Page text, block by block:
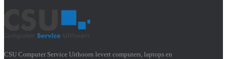
CSU Computer Service Uithoorn levert computers, laptops en